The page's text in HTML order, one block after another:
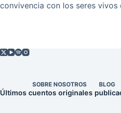
convivencia con los seres vivos
SOBRE NOSOTROS BLOG
Últimos cuentos originales